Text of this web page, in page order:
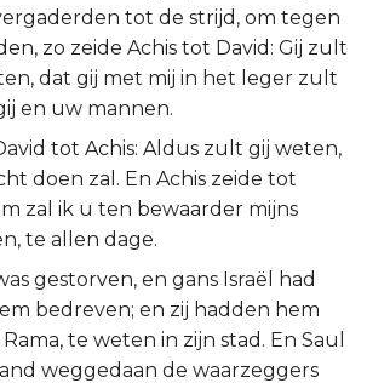
tot de strijd, om tegen
zo zeide Achis tot David: Gij zult
dat gij met mij in het leger zult
en uw mannen.
tot Achis: Aldus zult gij weten,
doen zal. En Achis zeide tot
zal ik u ten bewaarder mijns
te allen dage.
gestorven, en gans Israël had
bedreven; en zij hadden hem
te weten in zijn stad. En Saul
weggedaan de waarzeggers